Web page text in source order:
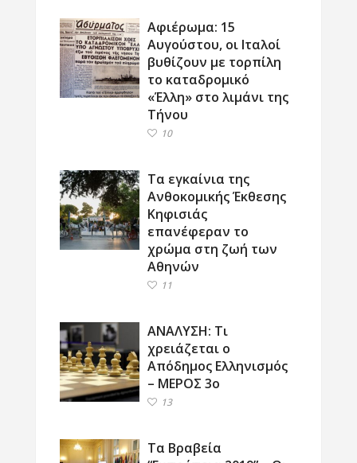
Αφιέρωμα: 15
Αυγούστου, οι Ιταλοί
βυθίζουν με τορπίλη
το καταδρομικό
«Έλλη» στο λιμάνι της
Τήνου
10
Τα εγκαίνια της
Ανθοκομικής Έκθεσης
Κηφισιάς
επανέφεραν το
χρώμα στη ζωή των
Αθηνών
11
ΑΝΑΛΥΣΗ: Τι
χρειάζεται ο
Απόδημος Ελληνισμός
– ΜΕΡΟΣ 3ο
13
Τα Βραβεία